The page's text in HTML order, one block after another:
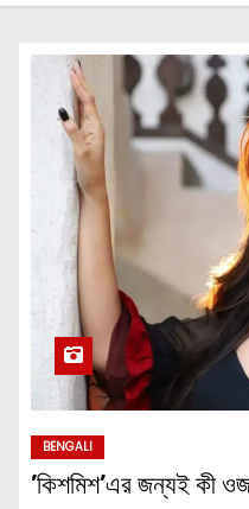
BENGALI
’কিশমিশ’এর জন্যই কী